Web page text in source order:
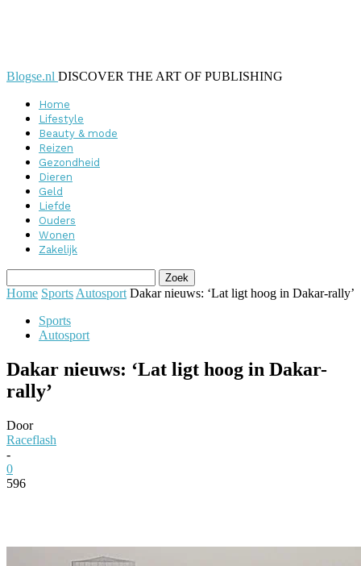
Blogse.nl DISCOVER THE ART OF PUBLISHING
Home
Lifestyle
Beauty & mode
Reizen
Gezondheid
Dieren
Geld
Liefde
Ouders
Wonen
Zakelijk
Home Sports Autosport Dakar nieuws: ‘Lat ligt hoog in Dakar-rally’
Sports
Autosport
Dakar nieuws: ‘Lat ligt hoog in Dakar-
rally’
Door
Raceflash
-
0
596